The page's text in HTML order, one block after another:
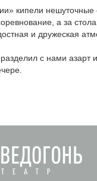
кипели нешуточные
а за
и дружеская
с нами азарт